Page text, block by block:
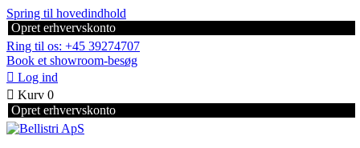
Spring til hovedindhold
Opret erhvervskonto
Ring til os: +45 39274707
Book et showroom-besøg
 Log ind
 Kurv 0
Opret erhvervskonto